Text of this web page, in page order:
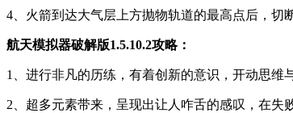
4、火箭到达大气层上方抛物轨道的最高点后，切
航天模拟器破解版1.5.10.2攻略：
1、进行非凡的历练，有着创新的意识，开动思维
2、超多元素带来，呈现出让人咋舌的感叹，在失